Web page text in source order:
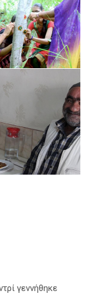
γεννήθηκε